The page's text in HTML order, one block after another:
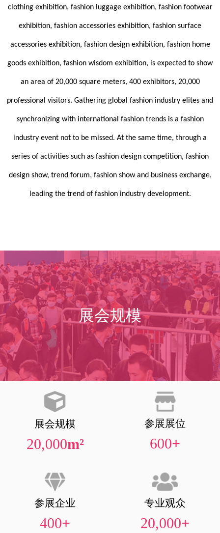
clothing exhibition, fashion luggage exhibition, fashion footwear
exhibition, fashion accessories exhibition, fashion surface
accessories exhibition, fashion design exhibition, fashion home
goods exhibition, fashion wisdom exhibition, is expected to show
an area of 20,000 square meters, 400 exhibitors, 20,000
professional visitors. Gathering global fashion industry elites and
synchronizing with international fashion trends is a fashion
industry event not to be missed. At the same time, through a
series of activities such as fashion design competition, fashion
design show, trend forum, fashion show and business exchange,
leading the trend of fashion industry development.
展会规模
展会规模
20,000m²
参展展位
600+
参展企业
400+
专业观众
20,000+